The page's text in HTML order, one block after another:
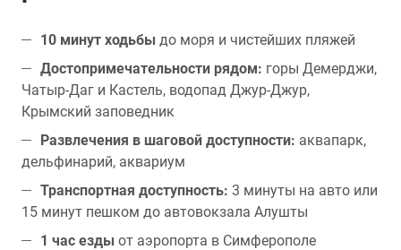
10 минут ходьбы до моря и чистейших пляжей
Достопримечательности рядом: горы Демерджи,
Чатыр-Даг и Кастель, водопад Джур-Джур,
Крымский заповедник
Развлечения в шаговой доступности: аквапарк,
дельфинарий, аквариум
Транспортная доступность: 3 минуты на авто или
15 минут пешком до автовокзала Алушты
1 час езды от аэропорта в Симферополе